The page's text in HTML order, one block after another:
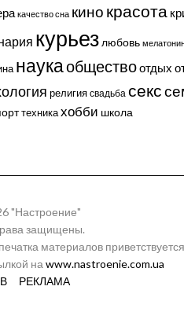
качество сна кино красота
курьез любовь
наукаобществоотдых
религия свадьба секс
техникахобби школа
"Настроение"
защищены.
материалов приветствуется
на www.nastroenie.com.ua
РЕКЛАМА